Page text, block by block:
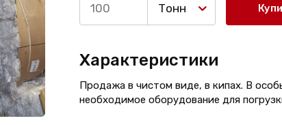
Тонн
Характеристики
Продажа в чистом виде, в кипах. В
необходимое оборудование для